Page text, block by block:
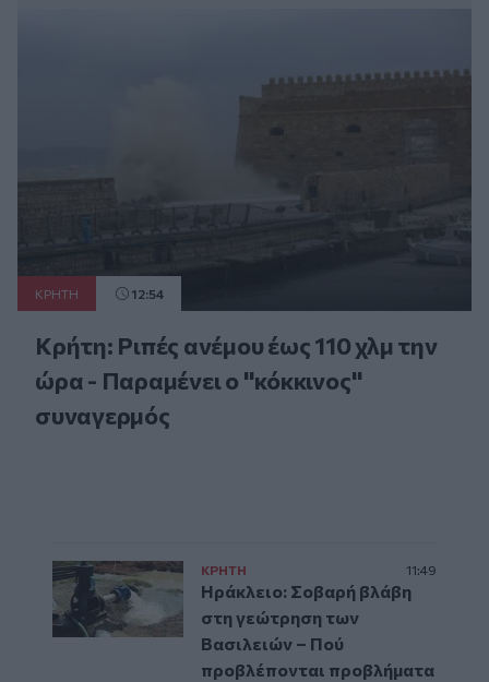
ΚΡΗΤΗ 12:54
Κρήτη: Ριπές ανέμου έως 110 χλμ την
ώρα - Παραμένει ο "κόκκινος"
συναγερμός
ΚΡΗΤΗ 11:49
Ηράκλειο: Σοβαρή βλάβη
στη γεώτρηση των
Βασιλειών – Πού
προβλέπονται προβλήματα